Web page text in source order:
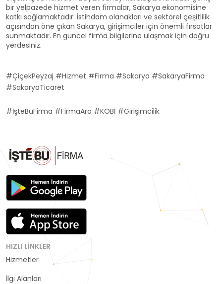
bir yelpazede hizmet veren firmalar, Sakarya ekonomisine
katkı sağlamaktadır. İstihdam olanakları ve sektörel çeşitlilik
açısından öne çıkan Sakarya, girişimciler için önemli fırsatlar
sunmaktadır. En güncel firma bilgilerine ulaşmak için doğru
yerdesiniz.
#ÇiçekPeyzaj #Hizmet #Firma #Sakarya #SakaryaFirma
#SakaryaTicaret
#İşteBuFirma #FirmaAra #KOBİ #Girişimcilik
HIZLI LINKLER
Hizmetler
İlgi Alanları